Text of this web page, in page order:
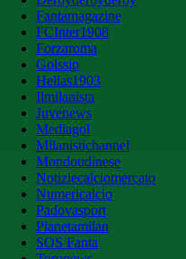
Fantamagazine
FCInter1908
Forzaroma
Golssip
Hellas1903
Ilmilanista
Juvenews
Mediagol
Milanistichannel
Mondoudinese
Notiziecalciomercato
Numericalcio
Padovasport
Pianetamilan
SOS Fanta